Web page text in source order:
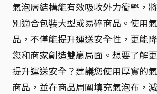
氣泡層結構能有效吸收外力衝擊，
別適合包裝大型或易碎商品。使用
品，不僅能提升運送安全性，更能
您和商家創造雙贏局面。想要了解
提升運送安全？建議您使用厚實的
商品，並在商品周圍填充氣泡布，